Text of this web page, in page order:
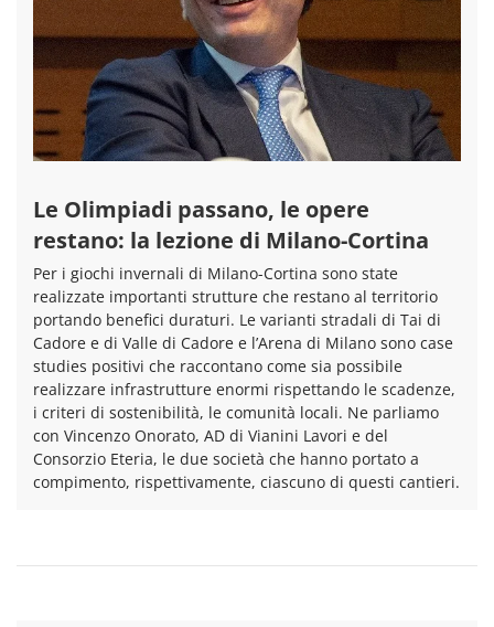
Le Olimpiadi passano, le opere
restano: la lezione di Milano-Cortina
Per i giochi invernali di Milano-Cortina sono state
realizzate importanti strutture che restano al territorio
portando benefici duraturi. Le varianti stradali di Tai di
Cadore e di Valle di Cadore e l’Arena di Milano sono case
studies positivi che raccontano come sia possibile
realizzare infrastrutture enormi rispettando le scadenze,
i criteri di sostenibilità, le comunità locali. Ne parliamo
con Vincenzo Onorato, AD di Vianini Lavori e del
Consorzio Eteria, le due società che hanno portato a
compimento, rispettivamente, ciascuno di questi cantieri.